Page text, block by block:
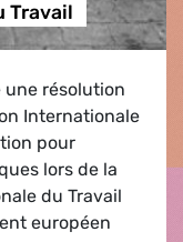
Travail
une résolution
Internationale
pour
lors de la
du Travail
européen